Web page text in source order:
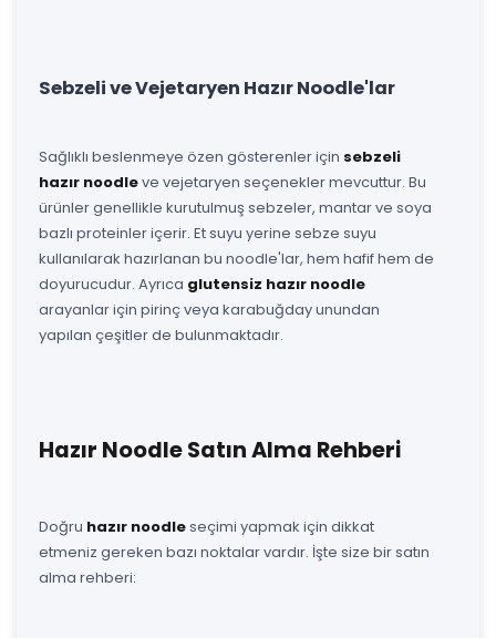
Sebzeli ve Vejetaryen Hazır Noodle'lar
Sağlıklı beslenmeye özen gösterenler için sebzeli
hazır noodleve vejetaryen seçenekler mevcuttur. Bu
ürünler genellikle kurutulmuş sebzeler, mantar ve soya
bazlı proteinler içerir. Et suyu yerine sebze suyu
kullanılarak hazırlanan bu noodle'lar, hem hafif hem de
doyurucudur. Ayrıca glutensiz hazır noodle
arayanlar için pirinç veya karabuğday unundan
yapılan çeşitler de bulunmaktadır.
Hazır Noodle Satın Alma Rehberi
Doğru hazır noodleseçimi yapmak için dikkat
etmeniz gereken bazı noktalar vardır. İşte size bir satın
alma rehberi: